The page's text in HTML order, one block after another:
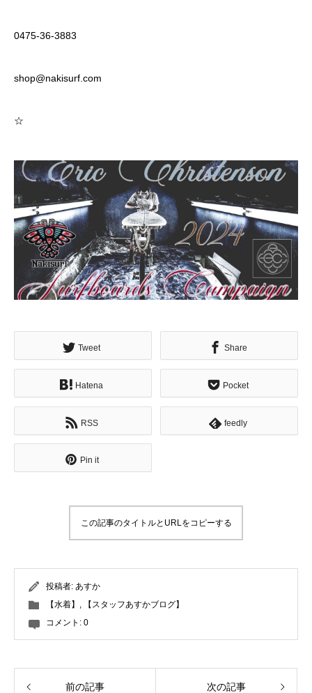
0475-36-3883
shop@nakisurf.com
☆
Tweet Share
Hatena Pocket
RSS feedly
Pin it
この記事のタイトルとURLをコピーする
投稿者: あすか
【水着】 ,
【スタッフあすかブログ】
コメント: 0
前の記事 次の記事